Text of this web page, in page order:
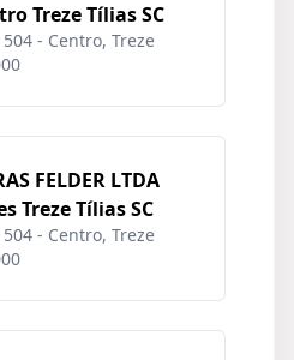
Treze Tílias SC
- Centro, Treze
FELDER LTDA
Treze Tílias SC
- Centro, Treze